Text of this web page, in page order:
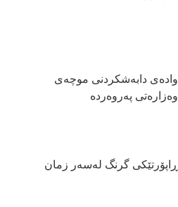
وادەی دابەشكردنی موچەی
وەزارەتی پەروەردە
ڕاپۆرتێكی گرنگ لەسەر زمان